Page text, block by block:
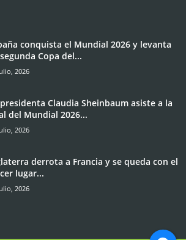
conquista el Mundial 2026 y levanta
Copa del...
2026
Claudia Sheinbaum asiste a la
del Mundial 2026...
2026
derrota a Francia y se queda con el
lugar...
2026